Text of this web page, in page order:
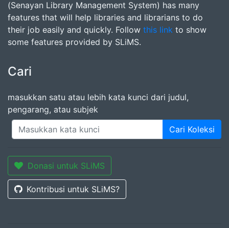
(Senayan Library Management System) has many
features that will help libraries and librarians to do
their job easily and quickly. Follow this link to show
some features provided by SLiMS.
Cari
masukkan satu atau lebih kata kunci dari judul,
pengarang, atau subjek
Cari Koleksi
Donasi untuk SLiMS
Kontribusi untuk SLiMS?